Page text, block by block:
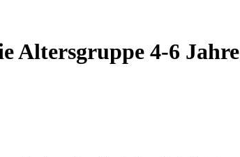
Altersgruppe 4-6 Jahre